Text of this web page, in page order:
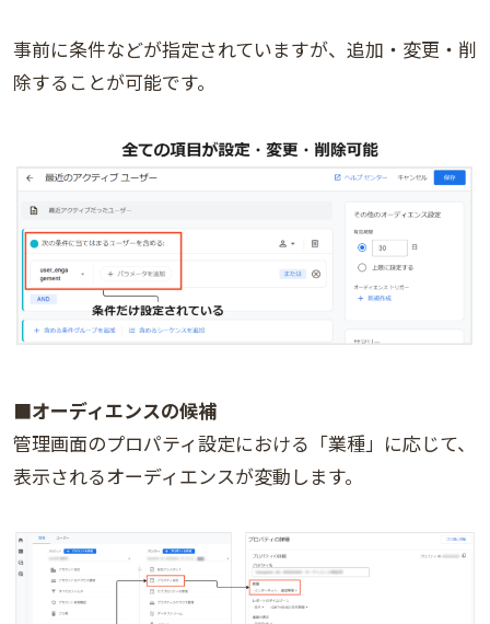
事前に条件などが指定されていますが、追加・変更・削
除することが可能です。
■オーディエンスの候補
管理画面のプロパティ設定における「業種」に応じて、
表示されるオーディエンスが変動します。